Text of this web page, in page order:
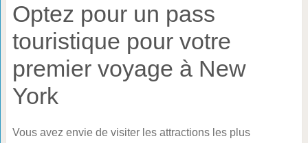
Optez pour un pass
touristique pour votre
premier voyage à New
York
Vous avez envie de visiter les attractions les plus